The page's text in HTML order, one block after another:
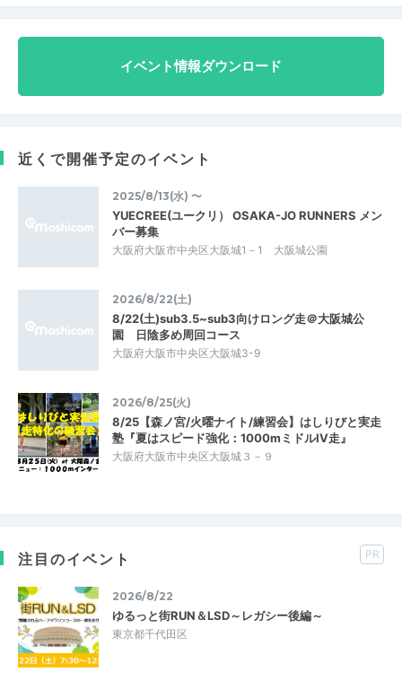
イベント情報ダウンロード
近くで開催予定のイベント
2025/8/13(水) 〜
YUECREE(ユークリ） OSAKA-JO RUNNERS メン
バー募集
大阪府大阪市中央区大阪城1－1 大阪城公園
2026/8/22(土)
8/22(土)sub3.5~sub3向けロング走＠大阪城公
園 日陰多め周回コース
大阪府大阪市中央区大阪城3-9
2026/8/25(火)
8/25【森ノ宮/火曜ナイト/練習会】はしりびと実走
塾『夏はスピード強化：1000mミドルIV走』
大阪府大阪市中央区大阪城３－９
注目のイベント PR
2026/8/22
ゆるっと街RUN＆LSD～レガシー後編～
東京都千代田区